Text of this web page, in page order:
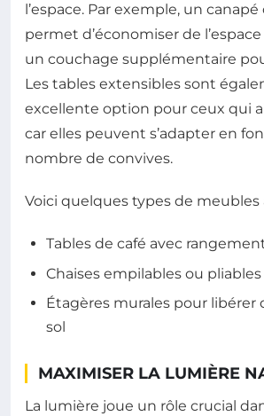
l’espace. Par exemple, un
permet d’économiser de
un couchage supplémentaire
Les tables extensibles sont
excellente option pour ceux qui
car elles peuvent s’adapter en
nombre de convives.
Voici quelques types de meubles
Tables de café avec
Chaises empilables ou pliables
Étagères murales pour libérer
sol
MAXIMISER LA LUMIÈRE
La lumière joue un rôle crucial